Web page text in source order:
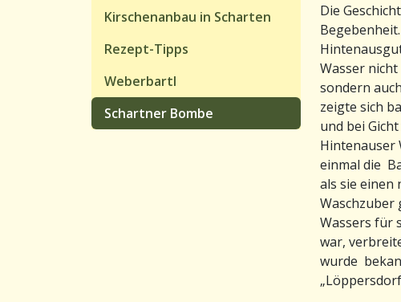
Kirschenanbau in Scharten
Rezept-Tipps
Weberbartl
Schartner Bombe
Die
Wasser
sondern
zeigte sich
und bei
Hintenauser
einmal die
als sie einen
Waschzuber
Wassers für
war,
wurde